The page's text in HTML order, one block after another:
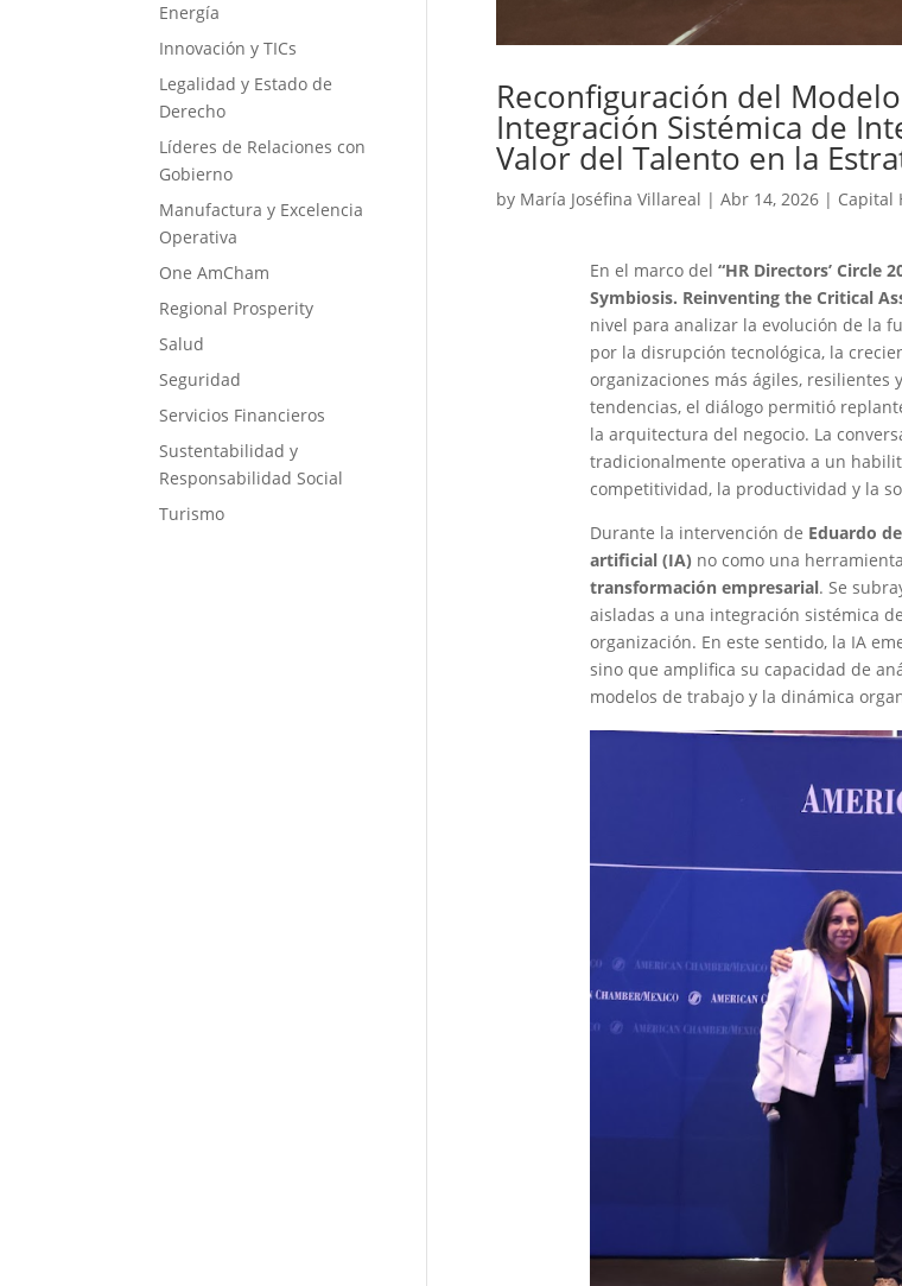
Reconfiguración del
Integración Sistémica de
Valor del Talento en la
by María Joséfina Villareal | Abr 14, 2026| Capital
En el marco del“HR Directors’ Circle
Symbiosis. Reinventing the Critical
nivel para analizar la evolución de la
por la disrupción tecnológica, la
organizaciones más ágiles,
tendencias, el diálogo permitió
la arquitectura del negocio. La
tradicionalmente operativa a un
competitividad, la productividad y la
Durante la intervención de Eduardo
artificial (IA) no como una
transformación empresarial. Se
aisladas a una integración sistémica
organización. En este sentido, la IA
sino que amplifica su capacidad de
modelos de trabajo y la dinámica
Energía
Innovación y TICs
Legalidad y Estado de
Derecho
Líderes de Relaciones con
Gobierno
Manufactura y Excelencia
Operativa
One AmCham
Regional Prosperity
Salud
Seguridad
Servicios Financieros
Sustentabilidad y
Responsabilidad Social
Turismo